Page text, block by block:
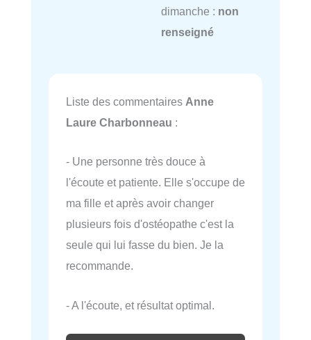
dimanche : non
renseigné
Liste des commentaires Anne
Laure Charbonneau :
- Une personne très douce à
l'écoute et patiente. Elle s'occupe de
ma fille et après avoir changer
plusieurs fois d'ostéopathe c'est la
seule qui lui fasse du bien. Je la
recommande.
- A l'écoute, et résultat optimal.